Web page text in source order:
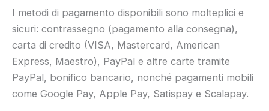
I metodi di pagamento disponibili sono molteplici e
sicuri: contrassegno (pagamento alla consegna),
carta di credito (VISA, Mastercard, American
Express, Maestro), PayPal e altre carte tramite
PayPal, bonifico bancario, nonché pagamenti mobili
come Google Pay, Apple Pay, Satispay e Scalapay.